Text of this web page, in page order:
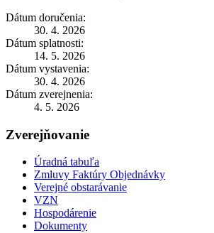
Dátum doručenia:
30. 4. 2026
Dátum splatnosti:
14. 5. 2026
Dátum vystavenia:
30. 4. 2026
Dátum zverejnenia:
4. 5. 2026
Zverejňovanie
Úradná tabuľa
Zmluvy Faktúry Objednávky
Verejné obstarávanie
VZN
Hospodárenie
Dokumenty